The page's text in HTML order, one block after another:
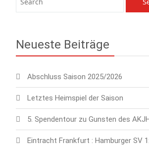
Neueste Beiträge
Abschluss Saison 2025/2026
Letztes Heimspiel der Saison
5. Spendentour zu Gunsten des
Eintracht Frankfurt : Hamburger SV